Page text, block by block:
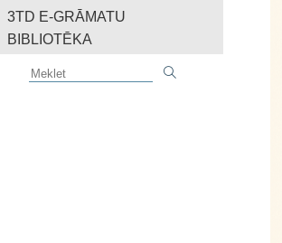
3TD E-GRĀMATU
BIBLIOTĒKA